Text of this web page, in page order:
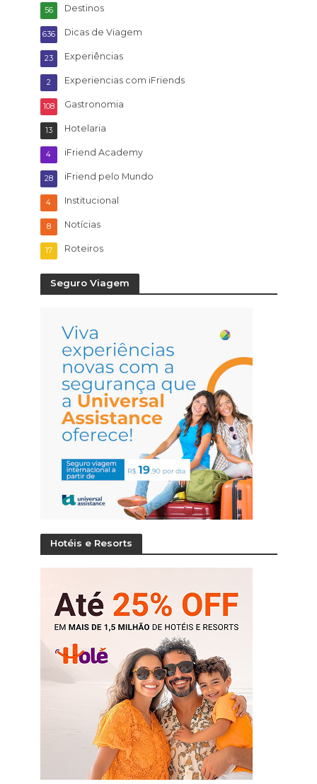
Destinos
56
Dicas de Viagem
636
Experiências
23
Experiencias com iFriends
2
Gastronomia
108
Hotelaria
13
iFriend Academy
4
iFriend pelo Mundo
28
Institucional
4
Notícias
8
Roteiros
17
Seguro Viagem
Hotéis e Resorts